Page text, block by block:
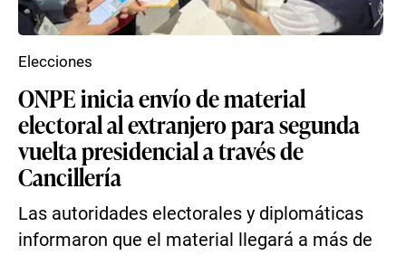
ONPE inicia envío de material
electoral al extranjero para segunda
vuelta presidencial a través de
Cancillería
Las autoridades electorales y diplomáticas
informaron que el material llegará a más de
Elecciones